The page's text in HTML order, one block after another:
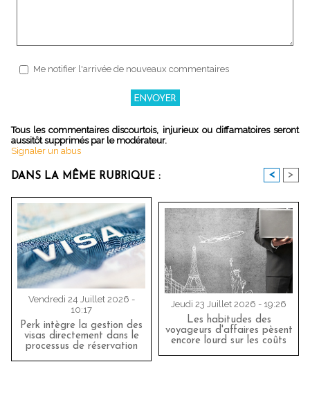
Me notifier l'arrivée de nouveaux commentaires
Tous les commentaires discourtois, injurieux ou diffamatoires seront
aussitôt supprimés par le modérateur.
Signaler un abus
DANS LA MÊME RUBRIQUE : < >
Vendredi 24 Juillet 2026 -
10:17
Perk intègre la gestion des
visas directement dans le
processus de réservation
Jeudi 23 Juillet 2026 - 19:26
Les habitudes des
voyageurs d'affaires pèsent
encore lourd sur les coûts